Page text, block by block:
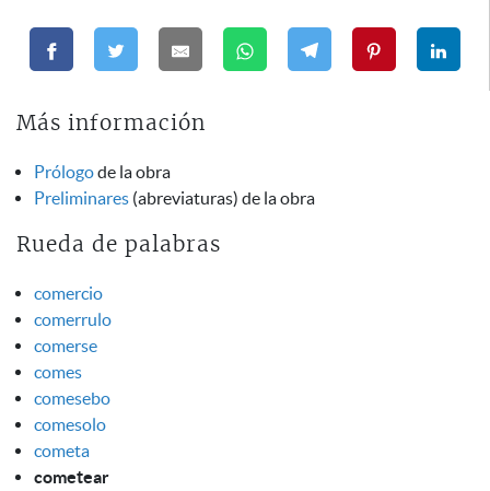
Más información
Prólogode la obra
Preliminares (abreviaturas) de la obra
Rueda de palabras
comercio
comerrulo
comerse
comes
comesebo
comesolo
cometa
cometear